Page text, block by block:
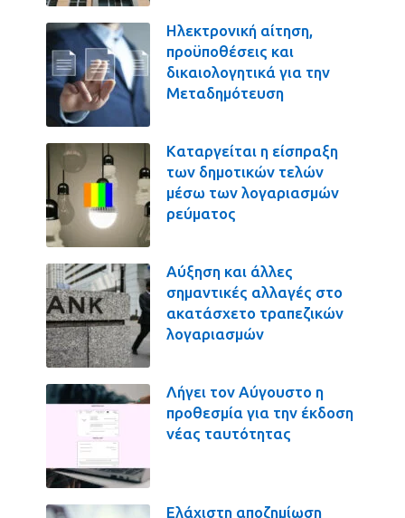
Ηλεκτρονική αίτηση,
προϋποθέσεις και
δικαιολογητικά για την
Μεταδημότευση
Καταργείται η είσπραξη
των δημοτικών τελών
μέσω των λογαριασμών
ρεύματος
Αύξηση και άλλες
σημαντικές αλλαγές στο
ακατάσχετο τραπεζικών
λογαριασμών
Λήγει τον Αύγουστο η
προθεσμία για την έκδοση
νέας ταυτότητας
Ελάχιστη αποζημίωση